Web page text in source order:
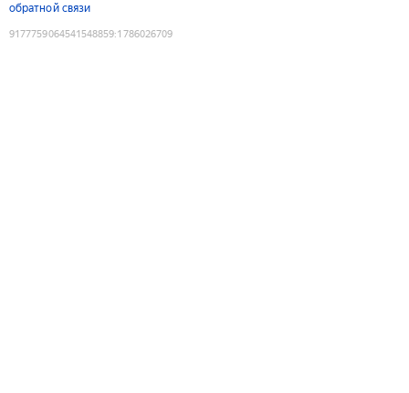
обратной связи
9177759064541548859:1786026709